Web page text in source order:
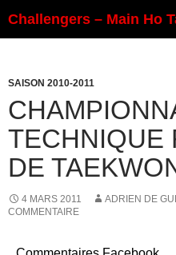
au
Challengers – Main Ho
SAISON 2010-2011
TECHNIQUE
DE
4 MARS 2011 ADRIEN DE
COMMENTAIRE